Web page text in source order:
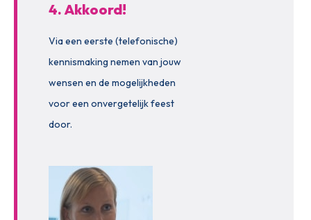
4. Akkoord!
Via een eerste (telefonische)
kennismaking nemen van jouw
wensen en de mogelijkheden
voor een onvergetelijk feest
door.